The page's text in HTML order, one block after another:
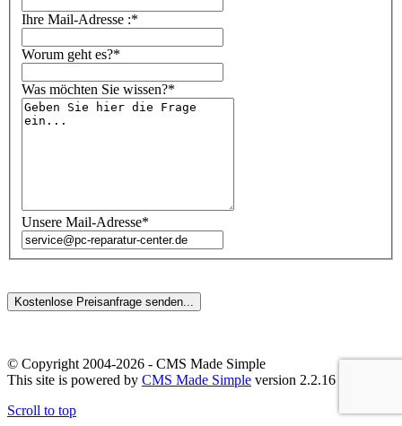
Ihre Mail-Adresse :*
Worum geht es?*
Was möchten Sie wissen?*
Unsere Mail-Adresse*
© Copyright 2004-2026 - CMS Made Simple
This site is powered by CMS Made Simple version 2.2.16
Scroll to top